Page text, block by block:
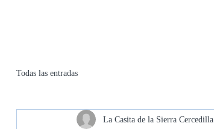
Todas las entradas
La Casita de la Sierra Cercedilla